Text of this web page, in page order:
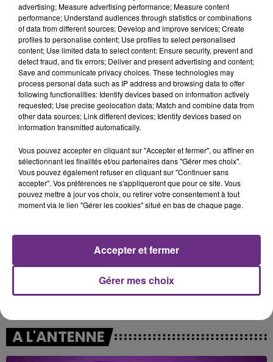
LADY GAGA
Bad Romance
TEMPER CITY
8h21
8h21
DISIZ & THEODORA
Melodrama
8h13
8h13
Passenger
A L'ANTENNE
advertising; Measure advertising performance; Measure content
performance; Understand audiences through statistics or combinations
of data from different sources; Develop and improve services; Create
profiles to personalise content; Use profiles to select personalised
content; Use limited data to select content; Ensure security, prevent and
detect fraud, and fix errors; Deliver and present advertising and content;
Save and communicate privacy choices. These technologies may
process personal data such as IP address and browsing data to offer
following functionalities: Identify devices based on information actively
requested; Use precise geolocation data; Match and combine data from
other data sources; Link different devices; Identify devices based on
information transmitted automatically.
Vous pouvez accepter en cliquant sur "Accepter et fermer", ou affiner en
sélectionnant les finalités et/ou partenaires dans "Gérer mes choix".
Vous pouvez également refuser en cliquant sur "Continuer sans
accepter". Vos préférences ne s'appliqueront que pour ce site. Vous
pouvez mettre à jour vos choix, ou retirer votre consentement à tout
moment via le lien "Gérer les cookies" situé en bas de chaque page.
Gérer mes choix
Accepter et fermer